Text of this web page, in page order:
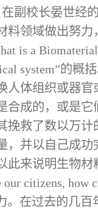
副校长晏世经
料领域做出努
is a
system”的概
人体组织或器
合成的，或是
挽救了数以万
，并以自己成
此来说明生物
citizens, how
。在过去的几